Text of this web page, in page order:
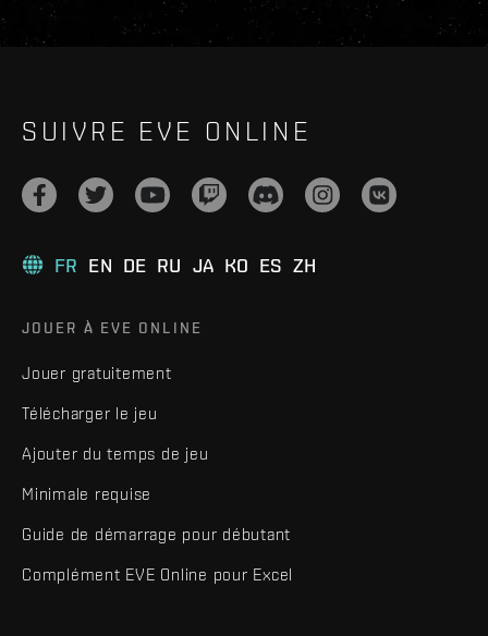
SUIVRE EVE ONLINE
FR EN DE RU JA KO ES ZH
JOUER À EVE ONLINE
Jouer gratuitement
Télécharger le jeu
Ajouter du temps de jeu
Minimale requise
Guide de démarrage pour débutant
Complément EVE Online pour Excel